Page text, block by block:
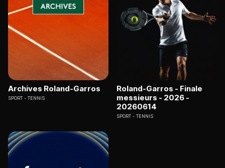
Archives Roland-Garros
SPORT TENNIS
Roland-Garros - Finale
messieurs - 2026 -
20260614
SPORT TENNIS